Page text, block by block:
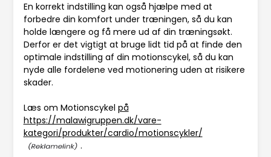
En korrekt indstilling kan også hjælpe med at
forbedre din komfort under træningen, så du kan
holde længere og få mere ud af din træningsøkt.
Derfor er det vigtigt at bruge lidt tid på at finde den
optimale indstilling af din motionscykel, så du kan
nyde alle fordelene ved motionering uden at risikere
skader.
Læs om Motionscykel på
https://malawigruppen.dk/vare-
kategori/produkter/cardio/motionscykler/
.